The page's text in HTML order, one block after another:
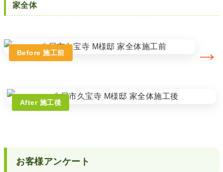
家全体
Before 施工前 →
After 施工後
お客様アンケート